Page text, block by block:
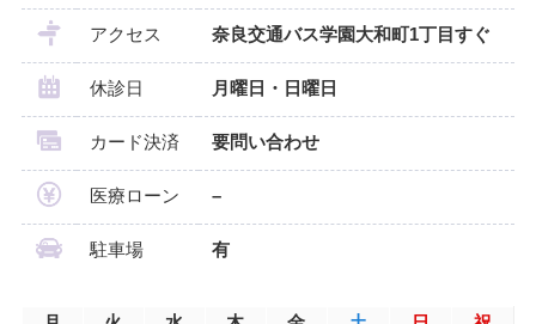
アクセス 奈良交通バス学園大和町1丁目すぐ
休診日 月曜日・日曜日
カード決済 要問い合わせ
医療ローン –
駐車場 有